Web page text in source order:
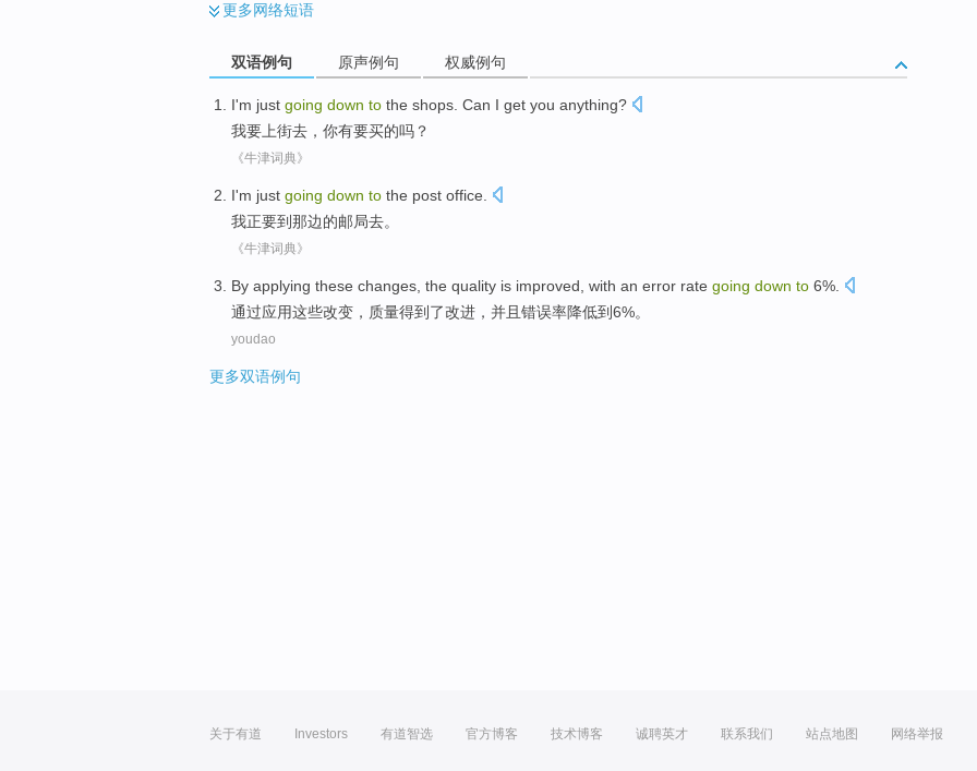
更多网络短语
双语例句 原声例句 权威例句
I'm just going down to the shops. Can I get you anything?
我要上街去 ， 你有要买的吗？
《牛津词典》
I'm just going down to the post office
我正要到那边的邮局去。
《牛津词典》
By applying these changes , the quality is improved with an error rate going down to 6%.
通过应用这些改变 ， 质量得到 了改进， 并且 错误率降低到6%。
youdao
更多双语例句
关于有道 Investors 有道智选 官方博客 技术博客 诚聘英才 联系我们 站点地图 网络举报